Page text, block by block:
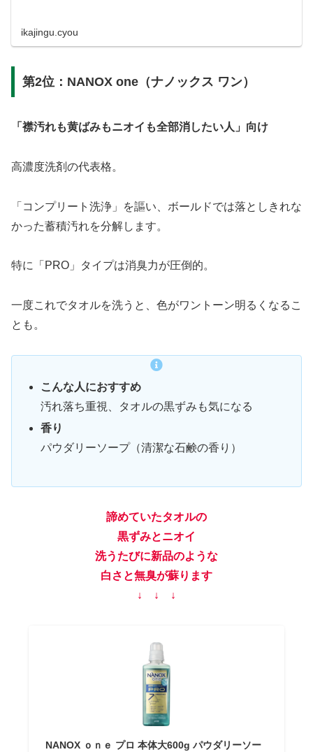
ikajingu.cyou
第2位：NANOX one（ナノックス ワン）
「襟汚れも黄ばみもニオイも全部消したい人」向け
高濃度洗剤の代表格。
「コンプリート洗浄」を謳い、ボールドでは落としきれな
かった蓄積汚れを分解します。
特に「PRO」タイプは消臭力が圧倒的。
一度これでタオルを洗うと、色がワントーン明るくなるこ
とも。
こんな人におすすめ
汚れ落ち重視、タオルの黒ずみも気になる
香り
パウダリーソープ（清潔な石鹸の香り）
諦めていたタオルの
黒ずみとニオイ
洗うたびに新品のような
白さと無臭が蘇ります
↓ ↓ ↓
NANOX ｏｎｅ プロ 本体大600g パウダリーソー